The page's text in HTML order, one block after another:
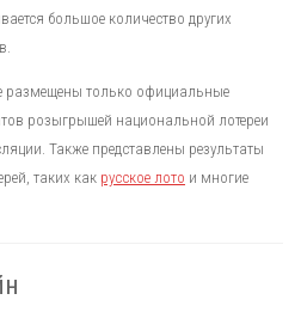
большое количество других
размещены только официальные
розыгрышей национальной лотереи
Также представлены результаты
таких как русское лото и многие